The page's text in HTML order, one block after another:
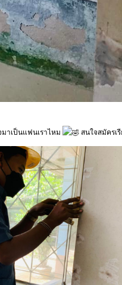
าเป็นแฟนเราไหม สนใจสมัครเ